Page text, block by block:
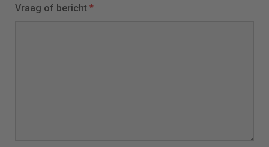
Vraag of bericht *